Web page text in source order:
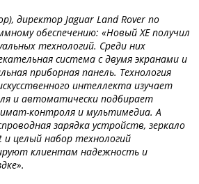
директор Jaguar Land Rover по
обеспечению: «Новый XE получил
технологий. Среди них
система с двумя экранами и
приборная панель. Технология
интеллекта изучает
и автоматически подбирает
контроля и мультимедиа. А
зарядка устройств, зеркало
и целый набор технологий
клиентам надежность и